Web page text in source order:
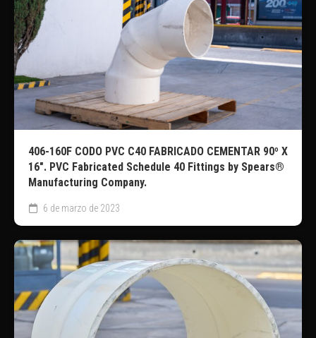
406-160F CODO PVC C40 FABRICADO CEMENTAR 90º X
16″. PVC Fabricated Schedule 40 Fittings by Spears®
Manufacturing Company.
6 de marzo de 2023